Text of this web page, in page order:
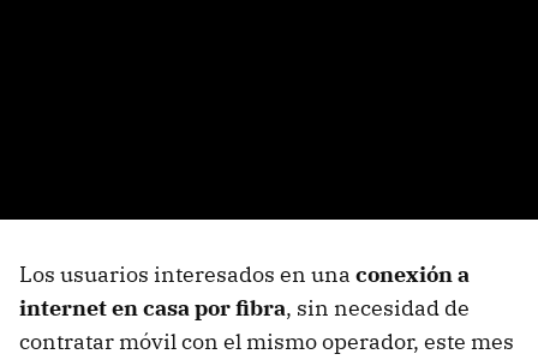
Los usuarios interesados en una conexión a
internet en casa por fibra, sin necesidad de
contratar móvil con el mismo operador, este mes